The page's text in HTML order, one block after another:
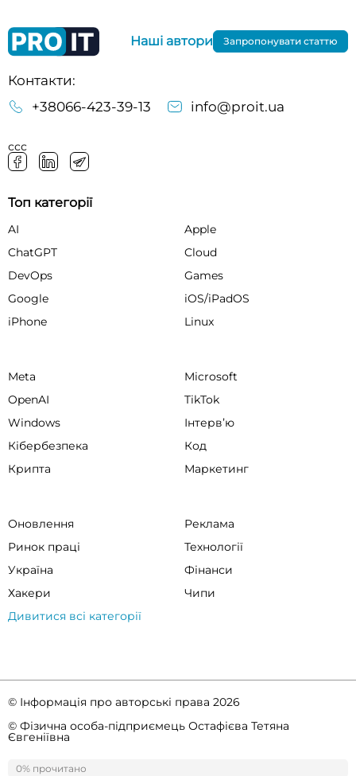
0% прочитано
0%
Контакти:
+38066-423-39-13
info@proit.ua
ссс
Наші автори Запропонувати статтю
Топ категорії
AI
Apple
ChatGPT
Cloud
DevOps
Games
Google
iOS/iPadOS
iPhone
Linux
Meta
Microsoft
OpenAI
TikTok
Windows
Інтервʼю
Кібербезпека
Код
Крипта
Маркетинг
Оновлення
Реклама
Ринок праці
Технології
Україна
Фінанси
Хакери
Чипи
Дивитися всі категорії
© Інформація про авторські права 2026
© Фізична особа-підприємець Остафієва Тетяна
Євгеніївна
Правила спільноти